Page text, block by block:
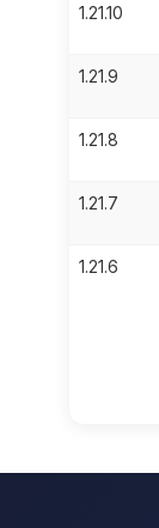
1.21.10
1.21.9
1.21.8
1.21.7
1.21.6